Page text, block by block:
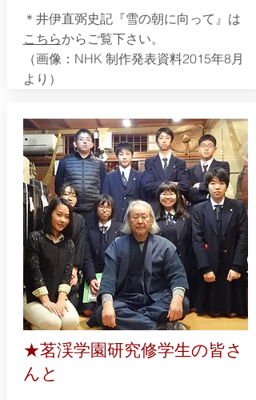
＊井伊直弼史記『雪の朝に向って』は
こちらからご覧下さい。
（画像：NHK 制作発表資料2015年8月
より）
★茗渓学園研究修学生の皆さ
んと